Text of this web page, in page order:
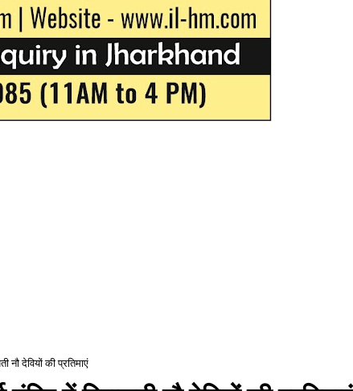
नौ देवियों की प्रतिमाएं